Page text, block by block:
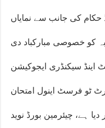
حکام کی جانب سے نمایاں
کو خصوصی مبارکباد دی
اینڈ سیکنڈری ایجوکیشن
ٹو فرسٹ اینول امتحان
کر دیا ہے، چیئرمین بورڈ نوید